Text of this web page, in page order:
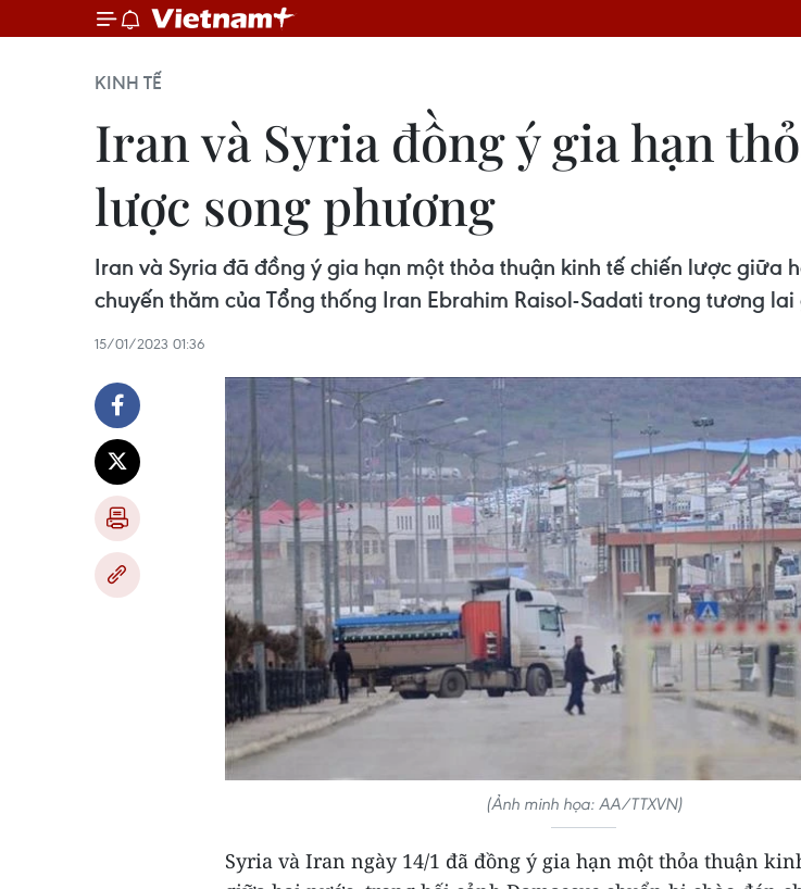
KINH TẾ
Iran và Syria đồng ý gia hạn
lược song phương
Iran và Syria đã đồng ý gia hạn một thỏa thuận kinh tế chiến lược giữa
chuyến thăm của Tổng thống Iran Ebrahim Raisol-Sadati trong tương lai
15/01/2023 01:36
(Ảnh minh họa: AA/TTXVN)
Syria và Iran ngày 14/1 đã đồng ý gia hạn một thỏa thuận